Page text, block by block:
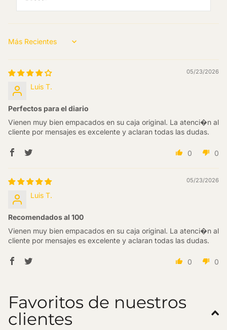
Sort by
05/23/2026
Luis T.
Perfectos para el diario
Vienen muy bien empacados en su caja original. La atenci�n al
cliente por mensajes es excelente y aclaran todas las dudas.
0 0
05/23/2026
Luis T.
Recomendados al 100
Vienen muy bien empacados en su caja original. La atenci�n al
cliente por mensajes es excelente y aclaran todas las dudas.
0 0
Favoritos de nuestros
clientes